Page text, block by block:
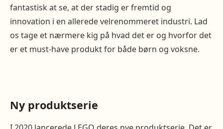
fantastisk at se, at der stadig er fremtid og
innovation i en allerede velrenommeret industri. Lad
os tage et nærmere kig på hvad det er og hvorfor det
er et must-have produkt for både børn og voksne.
Ny produktserie